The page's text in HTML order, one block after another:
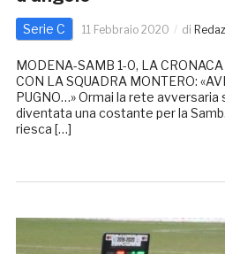
Serie C 11 Febbraio 2020 di
MODENA-SAMB 1-0, LA
CON LA SQUADRA MONTERO:
PUGNO…» Ormai la rete avversaria
diventata una costante per la
riesca […]